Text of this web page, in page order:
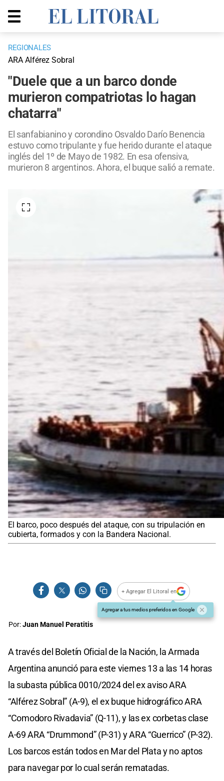
REGIONALES
ARA Alférez Sobral
"Duele que a un barco donde
murieron compatriotas lo hagan
chatarra"
El sanfabianino y corondino Osvaldo Darío Benencia
estuvo como tripulante y fue herido durante el ataque
inglés del 1º de Mayo de 1982. En esa ofensiva,
murieron 8 argentinos. Ahora, el buque salió a remate.
El barco, poco después del ataque, con su tripulación en
cubierta, formados y con la Bandera Nacional.
+ Agregar El Litoral en
Agregar a tus medios preferidos en Google
Por:Juan Manuel Peratitis
A través del Boletín Oficial de la Nación, la Armada
Argentina anunció para este viernes 13 a las 14 horas
la subasta pública 0010/2024 del ex aviso ARA
“Alférez Sobral” (A-9), el ex buque hidrográfico ARA
“Comodoro Rivadavia” (Q-11), y las ex corbetas clase
A-69 ARA “Drummond” (P-31) y ARA “Guerrico” (P-32).
Los barcos están todos en Mar del Plata y no aptos
para navegar por lo cual serán rematadas.